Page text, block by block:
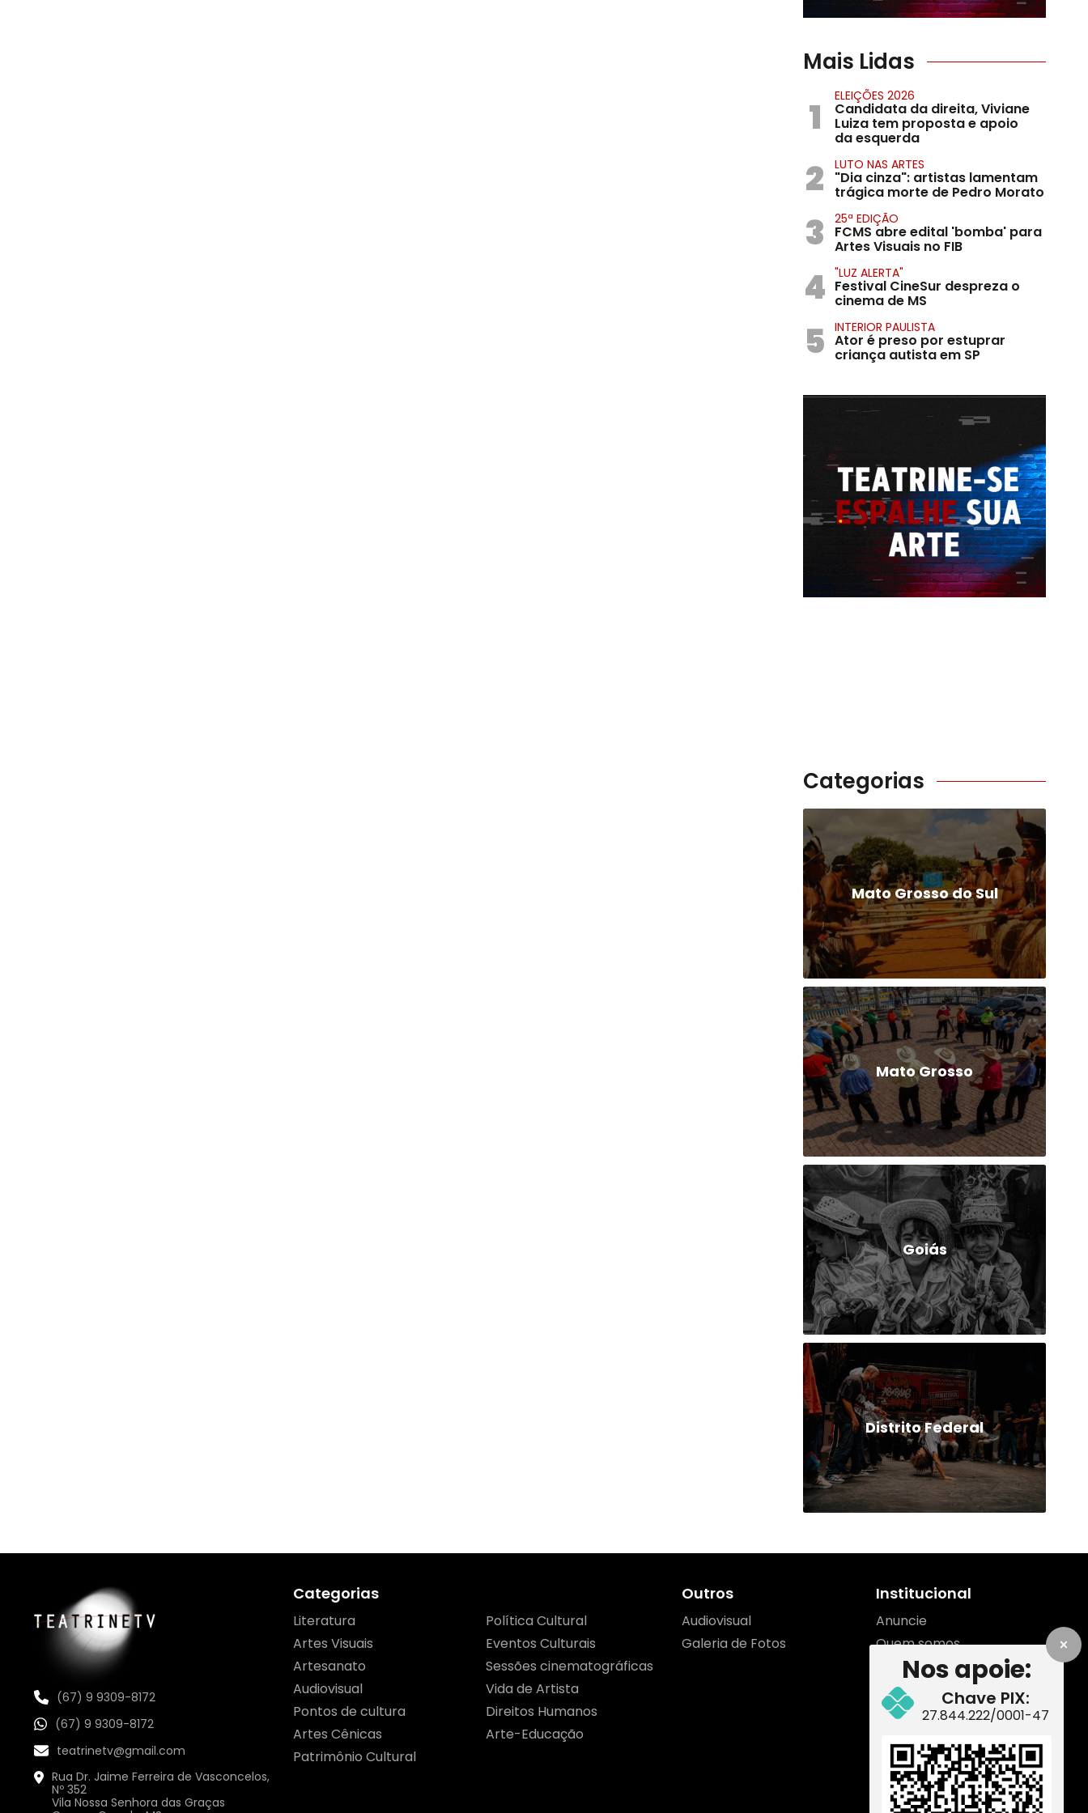
Mais Lidas
1 ELEIÇÕES 2026
Candidata da direita, Viviane
Luiza tem proposta e apoio
da esquerda
2 LUTO NAS ARTES
"Dia cinza": artistas lamentam
trágica morte de Pedro Morato
3 25ª EDIÇÃO
FCMS abre edital 'bomba' para
Artes Visuais no FIB
4 "LUZ ALERTA"
Festival CineSur despreza o
cinema de MS
5 INTERIOR PAULISTA
Ator é preso por estuprar
criança autista em SP
Categorias
Mato Grosso do Sul
Mato Grosso
Goiás
Distrito Federal
Nos apoie:
Chave PIX:
27.844.222/0001-47
(67) 9 9309-8172
(67) 9 9309-8172
teatrinetv@gmail.com
Rua Dr. Jaime Ferreira de Vasconcelos,
Nº 352
Vila Nossa Senhora das Graças
Categorias
Literatura
Artes Visuais
Artesanato
Audiovisual
Pontos de cultura
Artes Cênicas
Patrimônio Cultural
Política Cultural
Eventos Culturais
Sessões cinematográficas
Vida de Artista
Direitos Humanos
Arte-Educação
Outros
Audiovisual
Galeria de Fotos
Institucional
Anuncie
Quem somos
Contato
Equipe
Como apoiar
Redes Sociais